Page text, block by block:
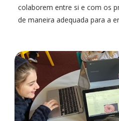
colaborem entre si e com os
de maneira adequada para a